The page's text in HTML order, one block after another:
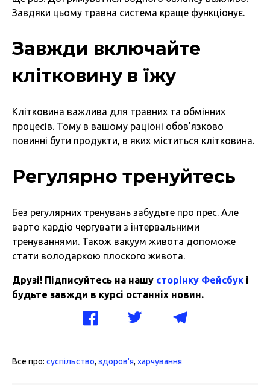
Завдяки цьому травна система краще функціонує.
Завжди включайте
клітковину в їжу
Клітковина важлива для травних та обмінних
процесів. Тому в вашому раціоні обов'язково
повинні бути продукти, в яких міститься клітковина.
Регулярно тренуйтесь
Без регулярних тренувань забудьте про прес. Але
варто кардіо чергувати з інтервальними
тренуваннями. Також вакуум живота допоможе
стати володаркою плоского живота.
Друзі! Підписуйтесь на нашу сторінку Фейсбук і
будьте завжди в курсі останніх новин.
Все про: суспільство, здоров'я, харчування